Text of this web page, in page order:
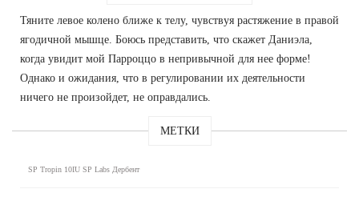
Тяните левое колено ближе к телу, чувствуя растяжение в правой
ягодичной мышце. Боюсь представить, что скажет Даниэла,
когда увидит мой Парроццо в непривычной для нее форме!
Однако и ожидания, что в регулировании их деятельности
ничего не произойдет, не оправдались.
МЕТКИ
SP Tropin 10IU SP Labs Дербент